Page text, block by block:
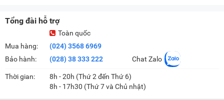
Khóa trẻ em:
hiệu hóa bảng điều khiển, không thao tác được nữa, ngăn
chặn sự nghịch phá của trẻ nhỏ khi không có người lớn ở
nhà, đồng thời đảm bảo cho chương trình giặt không bị
Tự khởi động lại khi có điện:Máy giặt có khả năng ghi
Tổng đài hỗ trợ
Mua hàng:
Bảo hành:
Toàn quốc
(024) 3568 6969
(028) 38 333 222
Chat Zalo
Thời gian:
8h - 20h (Thứ 2 đến Thứ 6)
8h - 17h30 (Thứ 7 và Chủ nhật)